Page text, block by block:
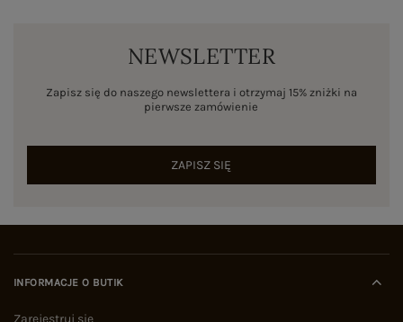
NEWSLETTER
Zapisz się do naszego newslettera i otrzymaj 15% zniżki na
pierwsze zamówienie
ZAPISZ SIĘ
INFORMACJE O BUTIK
Zarejestruj się